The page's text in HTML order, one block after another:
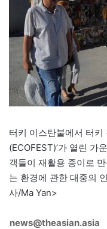
터키 이스탄불에서 터키
(ECOFEST)’가 열린 가
객들이 재활용 종이로
는 환경에 관한 대중의
사/Ma Yan>
news@theasian.asia